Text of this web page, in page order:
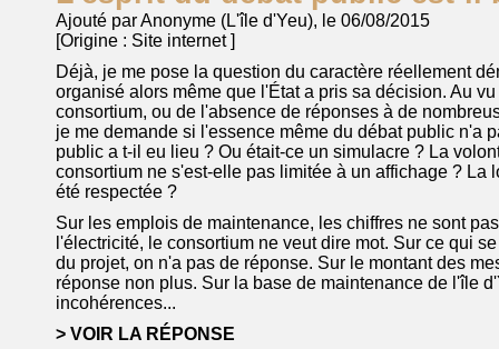
Ajouté par Anonyme (L'île d'Yeu), le 06/08/2015
[Origine : Site internet]
Déjà, je me pose la question du caractère réellement
organisé alors même que l'État a pris sa décision. Au
consortium, ou de l'absence de réponses à de
je me demande si l'essence même du débat public n'a
public a t-il eu lieu ? Ou était-ce un simulacre ? La
consortium ne s'est-elle pas limitée à un affichage ? La
été respectée ?
Sur les emplois de maintenance, les chiffres ne sont
l'électricité, le consortium ne veut dire mot. Sur ce qui
du projet, on n'a pas de réponse. Sur le montant des
réponse non plus. Sur la base de maintenance de l'île
incohérences...
VOIR LA RÉPONSE